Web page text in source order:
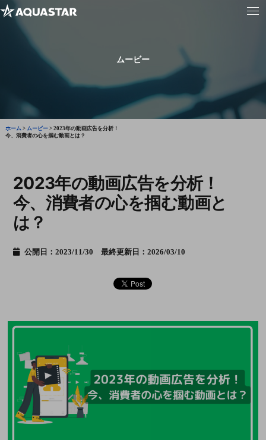
ムービー
ホーム> ムービー> 2023年の動画広告を分析！
今、消費者の心を掴む動画とは？
2023年の動画広告を分析！
今、消費者の心を掴む動画と
は？
公開日：2023/11/30 最終更新日：2026/03/10